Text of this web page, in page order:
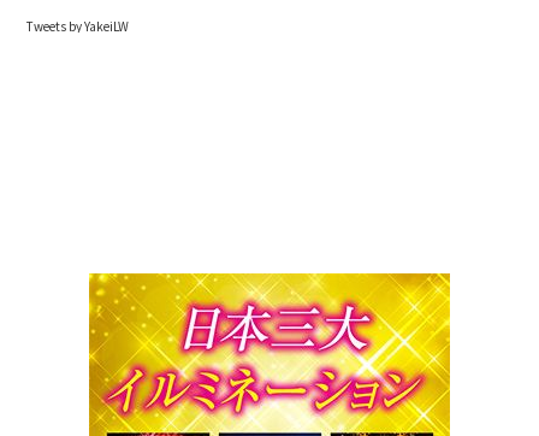
Tweets by YakeiLW